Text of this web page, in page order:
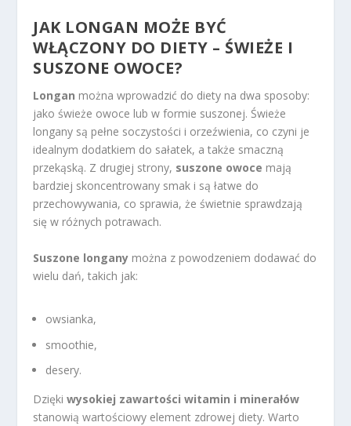
JAK LONGAN MOŻE BYĆ
WŁĄCZONY DO DIETY – ŚWIEŻE I
SUSZONE OWOCE?
Longan można wprowadzić do diety na dwa sposoby:
jako świeże owoce lub w formie suszonej. Świeże
longany są pełne soczystości i orzeźwienia, co czyni je
idealnym dodatkiem do sałatek, a także smaczną
przekąską. Z drugiej strony, suszone owoce mają
bardziej skoncentrowany smak i są łatwe do
przechowywania, co sprawia, że świetnie sprawdzają
się w różnych potrawach.
Suszone longany można z powodzeniem dodawać do
wielu dań, takich jak:
owsianka,
smoothie,
desery.
Dziękiwysokiej zawartości witamin i minerałów
stanowią wartościowy element zdrowej diety. Warto